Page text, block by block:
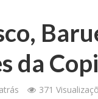
da
371